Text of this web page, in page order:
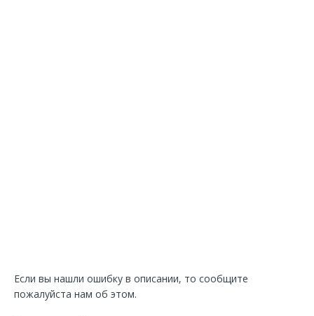
Если вы нашли ошибку в описании, то сообщите
пожалуйста нам об этом.